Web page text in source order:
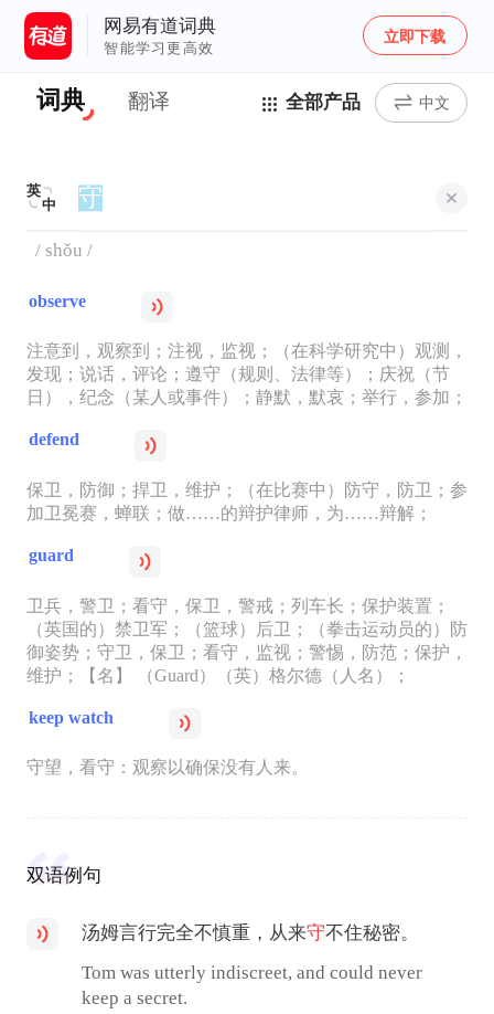
网易有道词典
智能学习更高效
立即下载
词典 翻译 全部产品 中文
英
中
/ shǒu /
observe
注意到，观察到；注视，监视；（在科学研究中）观测，
发现；说话，评论；遵守（规则、法律等）；庆祝（节
日），纪念（某人或事件）；静默，默哀；举行，参加；
defend
保卫，防御；捍卫，维护；（在比赛中）防守，防卫；参
加卫冕赛，蝉联；做……的辩护律师，为……辩解；
guard
卫兵，警卫；看守，保卫，警戒；列车长；保护装置；
（英国的）禁卫军；（篮球）后卫；（拳击运动员的）防
御姿势；守卫，保卫；看守，监视；警惕，防范；保护，
维护；【名】 （Guard）（英）格尔德（人名）；
keep watch
守望，看守：观察以确保没有人来。
双语例句
汤姆言行完全不慎重，从来守不住秘密。
Tom was utterly indiscreet, and could never
keep a secret.